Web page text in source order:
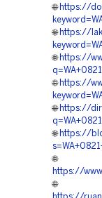
🌐 https://
🌐 https://
🌐 https://
🌐 https://
🌐 https://
🌐 https://
🌐
https://
🌐